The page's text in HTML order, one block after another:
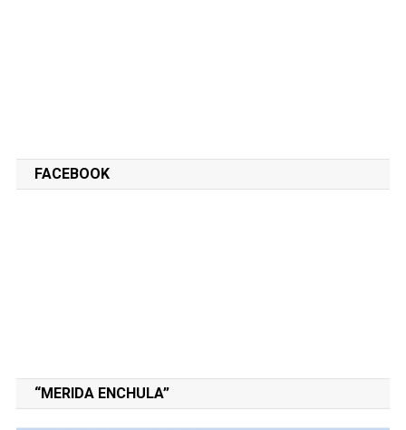
FACEBOOK
“MERIDA ENCHULA”